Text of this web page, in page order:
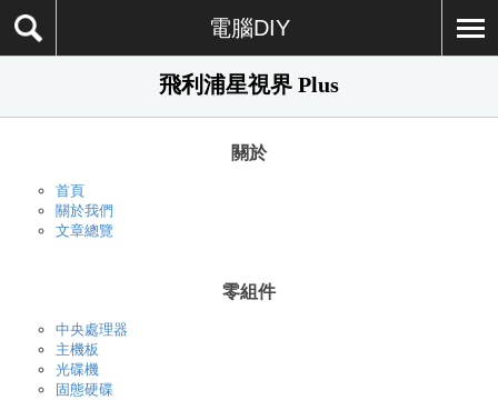
電腦DIY
飛利浦星視界 Plus
關於
首頁
關於我們
文章總覽
零組件
中央處理器
主機板
光碟機
固態硬碟